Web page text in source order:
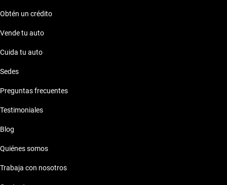
Obtén un crédito
Vende tu auto
Cuida tu auto
Sedes
Preguntas frecuentes
Testimoniales
Blog
Quiénes somos
Trabaja con nosotros